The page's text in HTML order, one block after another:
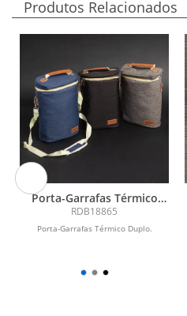
Produtos Relacionados
Porta-Garrafas Térmico
Duplo
RDB18865
Porta-Garrafas Térmico Duplo.